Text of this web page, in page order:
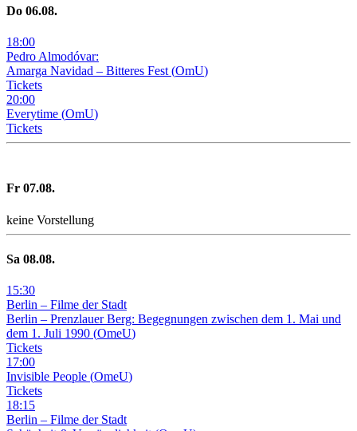
Do 06.08.
18:00
Pedro Almodóvar:
Amarga Navidad – Bitteres Fest (OmU)
Tickets
20:00
Everytime (OmU)
Tickets
Fr 07.08.
keine Vorstellung
Sa 08.08.
15:30
Berlin – Filme der Stadt
Berlin – Prenzlauer Berg: Begegnungen zwischen dem 1. Mai und
dem 1. Juli 1990 (OmeU)
Tickets
17:00
Invisible People (OmeU)
Tickets
18:15
Berlin – Filme der Stadt